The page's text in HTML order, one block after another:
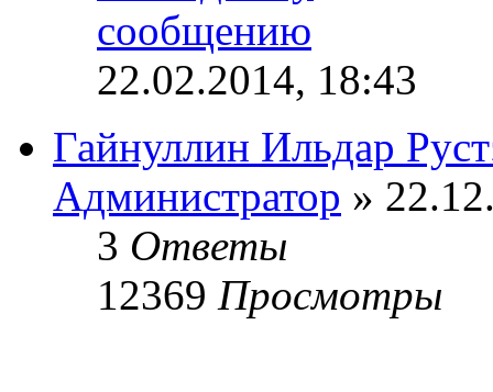
22.02.2014, 18:43
Гайнуллин Ильдар
Администратор »
3 Ответы
12369 Просмотры